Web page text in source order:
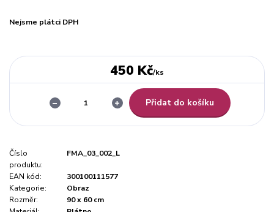
Nejsme plátci DPH
450 Kč/ks
Přidat do košíku
Číslo
produktu:
FMA_03_002_L
EAN kód:
300100111577
Kategorie:
Obraz
Rozměr:
90 x 60 cm